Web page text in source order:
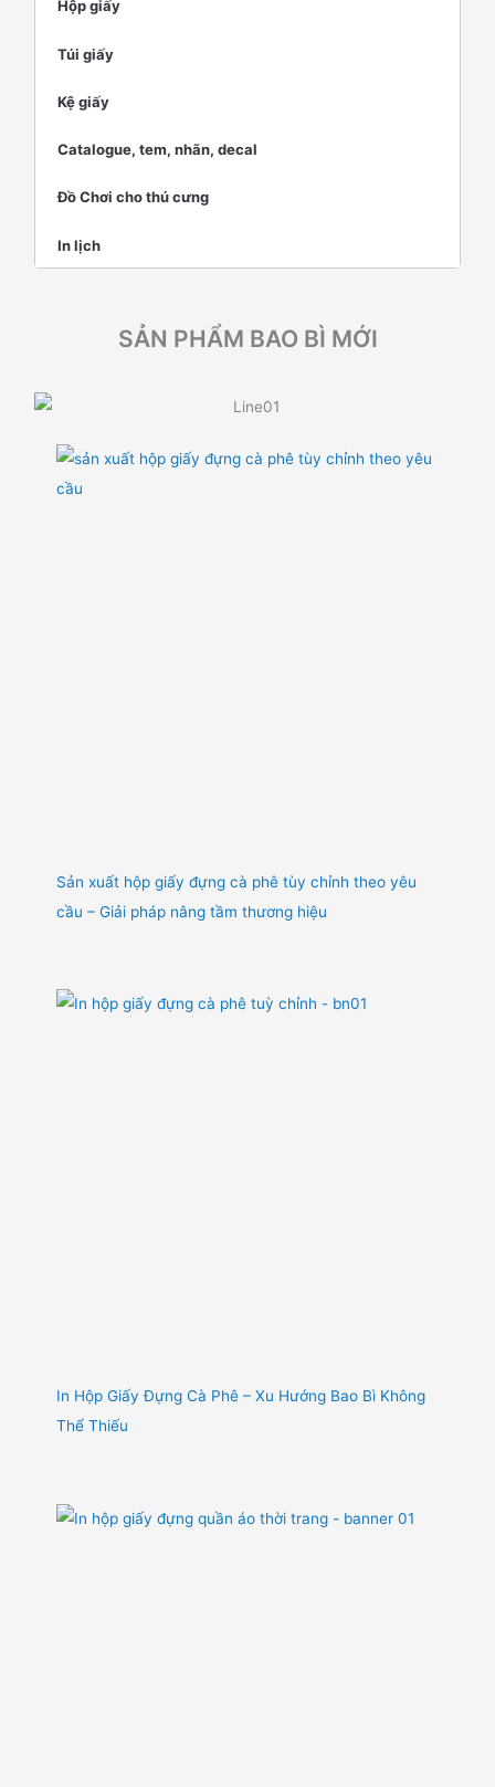
Hộp giấy
Túi giấy
Kệ giấy
Catalogue, tem, nhãn, decal
Đồ Chơi cho thú cưng
In lịch
SẢN PHẨM BAO BÌ MỚI
Sản xuất hộp giấy đựng cà phê tùy chỉnh theo yêu
cầu – Giải pháp nâng tầm thương hiệu
In Hộp Giấy Đựng Cà Phê – Xu Hướng Bao Bì Không
Thể Thiếu